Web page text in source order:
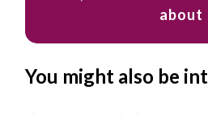
about
You might also be